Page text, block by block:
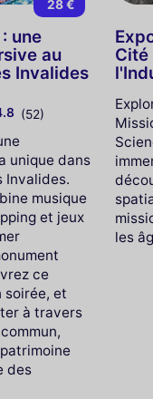
28 €
une
au
Invalides
(52)
unique dans
Invalides.
musique
et jeux
ce
soirée, et
à travers
des
Cité
les